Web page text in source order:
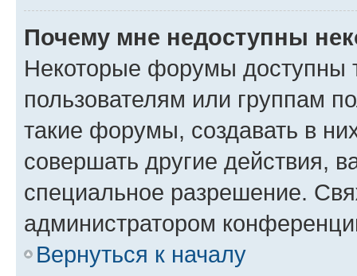
Почему мне недоступны
Некоторые форумы доступны
пользователям или группам
такие форумы, создавать в
совершать другие действия,
специальное разрешение.
администратором
Вернуться к началу